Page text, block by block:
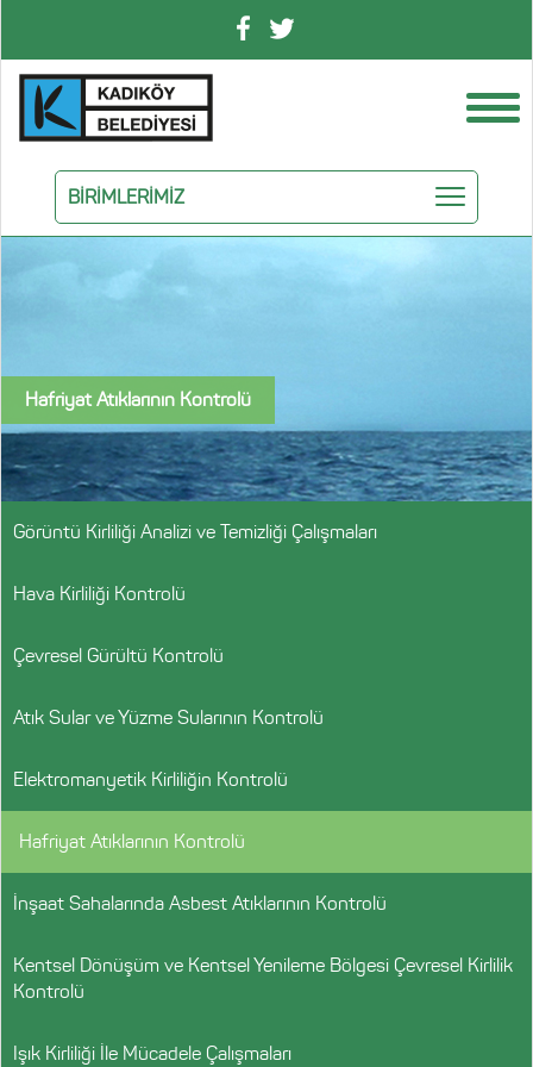
BİRİMLERİMİZ
Hafriyat Atıklarının Kontrolü
Görüntü Kirliliği Analizi ve Temizliği Çalışmaları
Hava Kirliliği Kontrolü
Çevresel Gürültü Kontrolü
Atık Sular ve Yüzme Sularının Kontrolü
Elektromanyetik Kirliliğin Kontrolü
Hafriyat Atıklarının Kontrolü
İnşaat Sahalarında Asbest Atıklarının Kontrolü
Kentsel Dönüşüm ve Kentsel Yenileme Bölgesi Çevresel Kirlilik
Kontrolü
Işık Kirliliği İle Mücadele Çalışmaları